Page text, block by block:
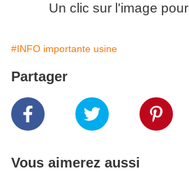
Un clic sur l'image
#INFO importante usine
Partager
Vous aimerez aussi